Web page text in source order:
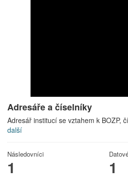
Adresáře a číselníky
Adresář institucí se vztahem k BOZP,
další
Následovníci
1 1